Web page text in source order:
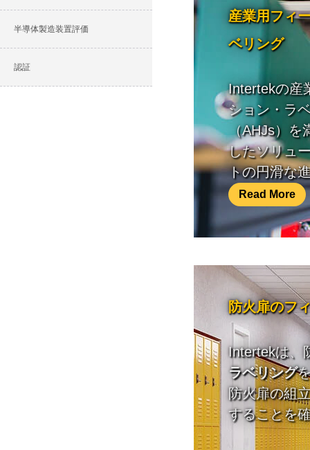
半導体製造装置評価
認証
産業用フィ
ベリング
Intertekの産
ション・ラ
（AHJs）
したソリュ
トの円滑な
Read More
防火扉のフ
Intertekは、
ラベリング
防火扉の組
することを